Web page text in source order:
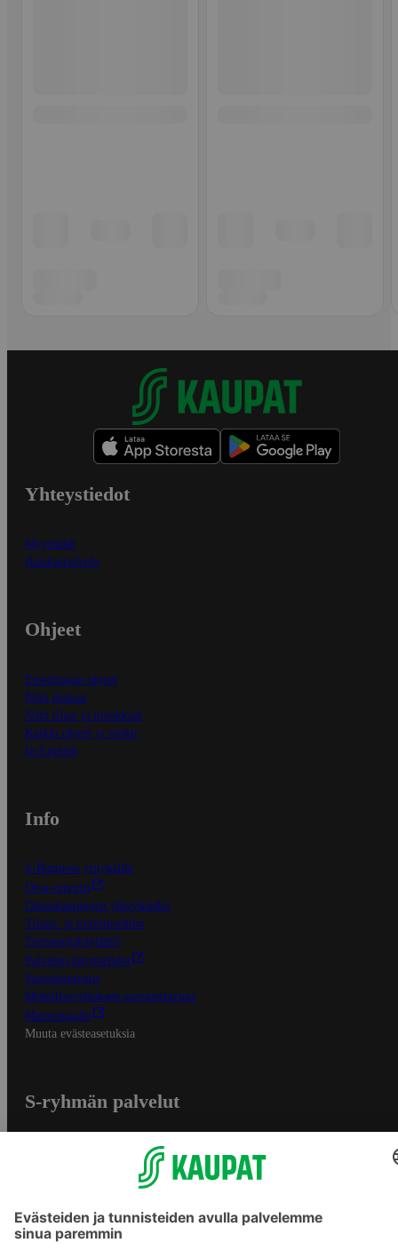
Yhteystiedot
Myymälät
Asiakaspalvelu
Ohjeet
Ensitilaajan ohjeet
Näin maksat
Näin tilaat ja muokkaat
Kaikki ohjeet ja vinkit
In English
Info
S-Business yrityksille
Oiva-raportit
Osuuskauppojen yhteystiedot
Tilaus- ja toimitusehdot
Tietosuojakäytäntö
Palvelun käyttöehdot
Saavutettavuus
Mobiilisovelluksen saavutettavuus
Mainostajalle
Muuta evästeasetuksia
S-ryhmän palvelut
Yhteishyvä Ruoka -sovellus
S-ostoslista -sovellus
Prisma.fi